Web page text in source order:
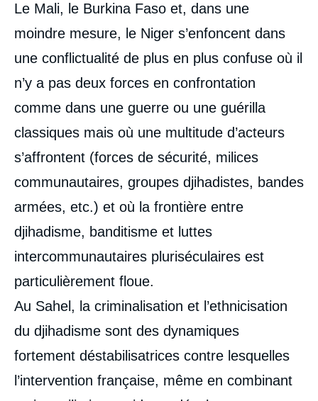
Le Mali, le Burkina Faso et, dans une
moindre mesure, le Niger s’enfoncent dans
une conflictualité de plus en plus confuse où il
n’y a pas deux forces en confrontation
comme dans une guerre ou une guérilla
classiques mais où une multitude d’acteurs
s’affrontent (forces de sécurité, milices
communautaires, groupes djihadistes, bandes
armées, etc.) et où la frontière entre
djihadisme, banditisme et luttes
intercommunautaires pluriséculaires est
particulièrement floue.
Au Sahel, la criminalisation et l’ethnicisation
du djihadisme sont des dynamiques
fortement déstabilisatrices contre lesquelles
l’intervention française, même en combinant